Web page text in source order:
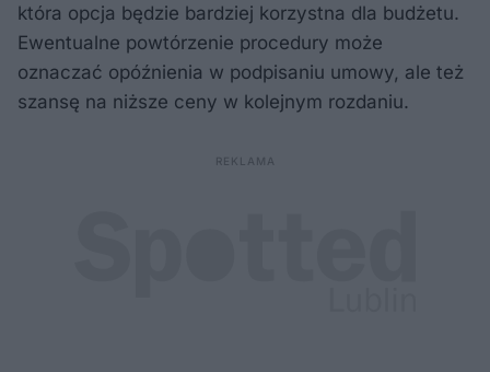
która opcja będzie bardziej korzystna dla budżetu.
Ewentualne powtórzenie procedury może
oznaczać opóźnienia w podpisaniu umowy, ale też
szansę na niższe ceny w kolejnym rozdaniu.